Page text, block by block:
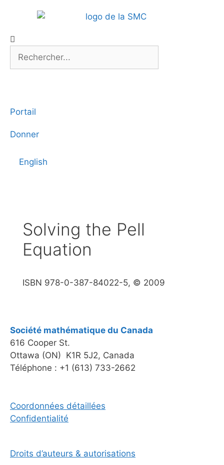
Portail
Donner
English
Solving the Pell
Equation
ISBN 978-0-387-84022-5, © 2009
Société mathématique du Canada
616 Cooper St.
Ottawa (ON) K1R 5J2, Canada
Téléphone : +1 (613) 733-2662
Coordonnées détaillées
Confidentialité
Droits d’auteurs & autorisations